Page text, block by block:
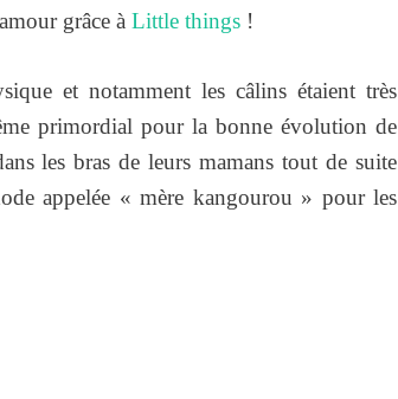
grâce à Little things !
et notamment les câlins étaient très
primordial pour la bonne évolution de
les bras de leurs mamans tout de suite
appelée « mère kangourou » pour les